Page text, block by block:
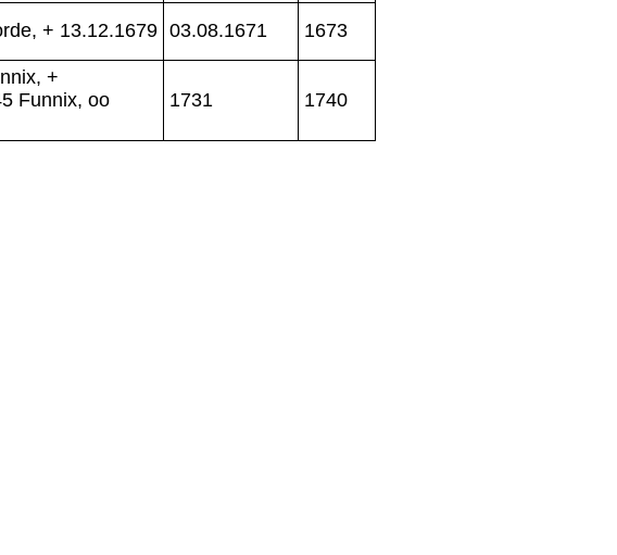
+ 13.12.1679 03.08.1671 1673
+
Funnix, oo
1731 1740